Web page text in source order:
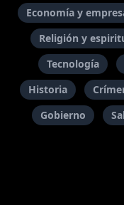
Economía y
Religión y
Tecnología
Historia
Gobierno